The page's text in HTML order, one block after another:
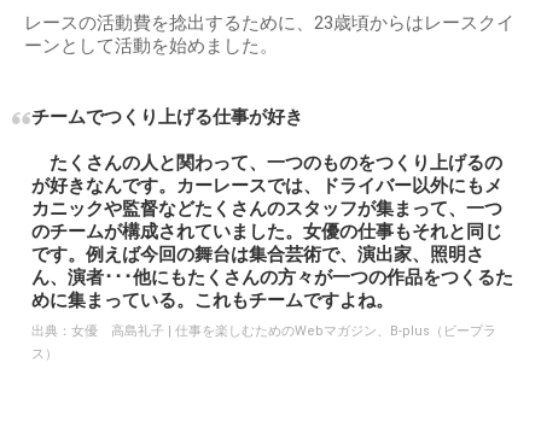
レースの活動費を捻出するために、23歳頃からはレースクイ
ーンとして活動を始めました。
チームでつくり上げる仕事が好き
たくさんの人と関わって、一つのものをつくり上げるの
が好きなんです。カーレースでは、ドライバー以外にもメ
カニックや監督などたくさんのスタッフが集まって、一つ
のチームが構成されていました。女優の仕事もそれと同じ
です。例えば今回の舞台は集合芸術で、演出家、照明さ
ん、演者･･･他にもたくさんの方々が一つの作品をつくるた
めに集まっている。これもチームですよね。
出典： 女優 高島礼子 | 仕事を楽しむためのWebマガジン、B-plus（ビープラ
ス）